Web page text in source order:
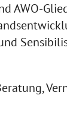
AWO-